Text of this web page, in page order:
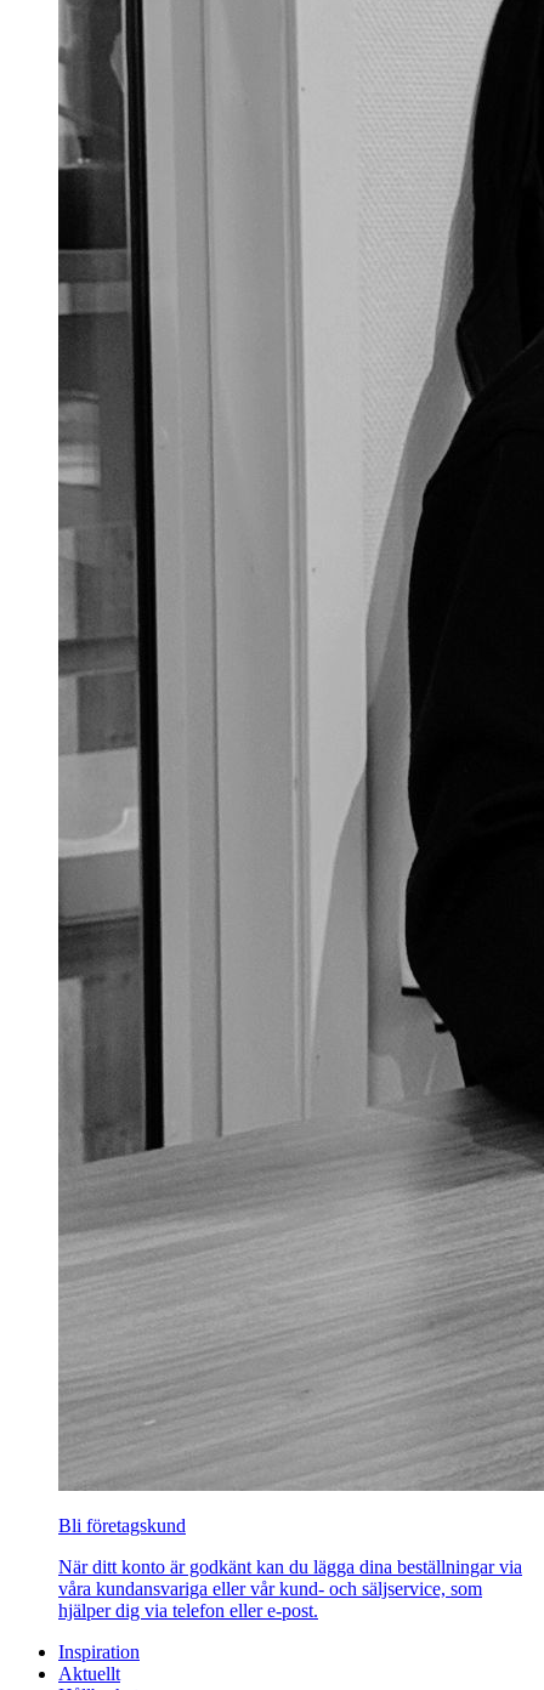
Bli företagskund
När ditt konto är godkänt kan du lägga dina beställningar via
våra kundansvariga eller vår kund- och säljservice, som
hjälper dig via telefon eller e-post.
Inspiration
Aktuellt